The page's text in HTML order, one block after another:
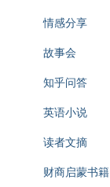
情感分享
故事会
知乎问答
英语小说
读者文摘
财商启蒙书籍